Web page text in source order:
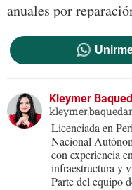
anuales por
Kleymer
Licenciada en
Nacional
con experiencia
infraestructura y
Parte del equipo